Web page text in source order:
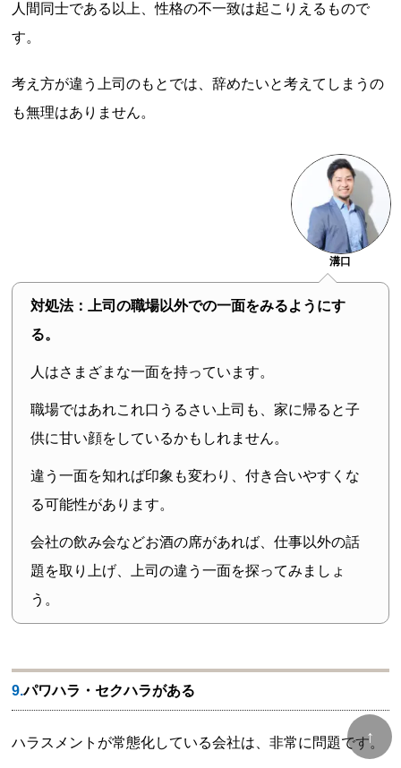
人間同士である以上、性格の不一致は起こりえるもので
す。
考え方が違う上司のもとでは、辞めたいと考えてしまうの
も無理はありません。
溝口
対処法：上司の職場以外での一面をみるようにす
る。
人はさまざまな一面を持っています。
職場ではあれこれ口うるさい上司も、家に帰ると子
供に甘い顔をしているかもしれません。
違う一面を知れば印象も変わり、付き合いやすくな
る可能性があります。
会社の飲み会などお酒の席があれば、仕事以外の話
題を取り上げ、上司の違う一面を探ってみましょ
う。
9.パワハラ・セクハラがある
ハラスメントが常態化している会社は、非常に問題です。
↑